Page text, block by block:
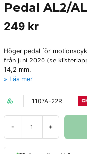
Pedal AL2/
249 kr
Höger pedal för
från juni 2020 (se
14,2 mm.
Läs mer
1107A-22R
- +